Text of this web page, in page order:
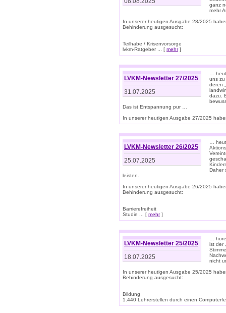
ganz
mehr
In unserer heutigen Ausgabe 28/2025
Behinderung ausgesucht:
Teilhabe / Krisenvorsorge
lvkm-Ratgeber ... [ mehr]
LVKM-Newsletter 27/2025
31.07.2025
…
uns zu
deren
dazu.
Das ist Entspannung pur …
In unserer heutigen Ausgabe 27/2025
LVKM-Newsletter 26/2025
25.07.2025
…
Daher
leisten.
In unserer heutigen Ausgabe 26/2025
Behinderung ausgesucht:
Barrierefreiheit
Studie ... [ mehr]
LVKM-Newsletter 25/2025
18.07.2025
…
ist der
nicht
In unserer heutigen Ausgabe 25/2025
Behinderung ausgesucht:
Bildung
1.440 Lehrerstellen durch einen